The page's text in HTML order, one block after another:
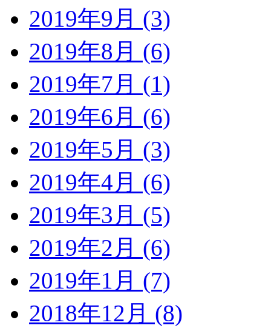
2019年9月 (3)
2019年8月 (6)
2019年7月 (1)
2019年6月 (6)
2019年5月 (3)
2019年4月 (6)
2019年3月 (5)
2019年2月 (6)
2019年1月 (7)
2018年12月 (8)